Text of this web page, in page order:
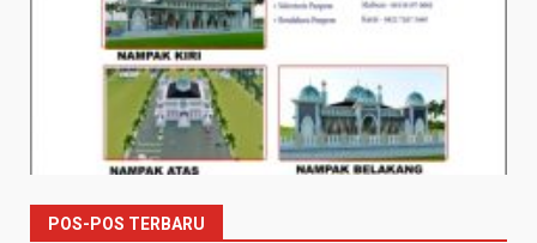
POS-POS TERBARU